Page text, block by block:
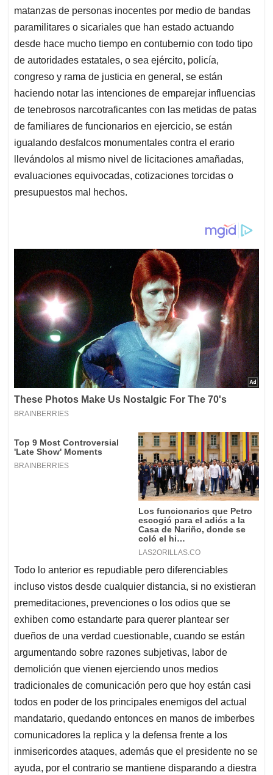
matanzas de personas inocentes por medio de bandas
paramilitares o sicariales que han estado actuando
desde hace mucho tiempo en contubernio con todo tipo
de autoridades estatales, o sea ejército, policía,
congreso y rama de justicia en general, se están
haciendo notar las intenciones de emparejar influencias
de tenebrosos narcotraficantes con las metidas de patas
de familiares de funcionarios en ejercicio, se están
igualando desfalcos monumentales contra el erario
llevándolos al mismo nivel de licitaciones amañadas,
evaluaciones equivocadas, cotizaciones torcidas o
presupuestos mal hechos.
Todo lo anterior es repudiable pero diferenciables
incluso vistos desde cualquier distancia, si no existieran
premeditaciones, prevenciones o los odios que se
exhiben como estandarte para querer plantear ser
dueños de una verdad cuestionable, cuando se están
argumentando sobre razones subjetivas, labor de
demolición que vienen ejerciendo unos medios
tradicionales de comunicación pero que hoy están casi
todos en poder de los principales enemigos del actual
mandatario, quedando entonces en manos de imberbes
comunicadores la replica y la defensa frente a los
inmisericordes ataques, además que el presidente no se
ayuda, por el contrario se mantiene disparando a diestra